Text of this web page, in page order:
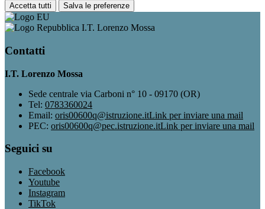
Accetta tutti Salva le preferenze
I.T. Lorenzo Mossa
Contatti
I.T. Lorenzo Mossa
Sede centrale via Carboni n° 10 - 09170 (OR)
Tel: 0783360024
Email: oris00600q@istruzione.itLink per inviare una mail
PEC: oris00600q@pec.istruzione.itLink per inviare una mail
Seguici su
Facebook
Youtube
Instagram
TikTok